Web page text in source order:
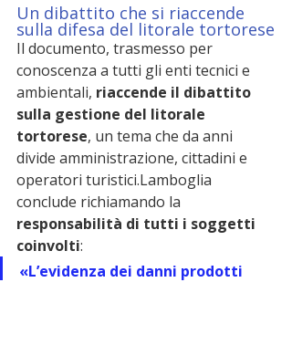
Un dibattito che si riaccende
sulla difesa del litorale tortorese
Il documento, trasmesso per
conoscenza a tutti gli enti tecnici e
ambientali, riaccende il dibattito
sulla gestione del litorale
tortorese, un tema che da anni
divide amministrazione, cittadini e
operatori turistici.Lamboglia
conclude richiamando la
responsabilità di tutti i soggetti
coinvolti:
«L’evidenza dei danni prodotti